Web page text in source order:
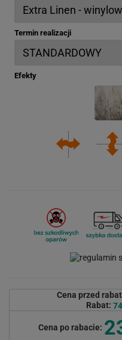
Termin realizacji
Efekty
Cena przed
Rabat:
Cena po rabacie: